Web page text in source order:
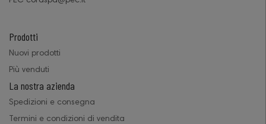
Prodotti
Nuovi prodotti
Più venduti
La nostra azienda
Spedizioni e consegna
Termini e condizioni di vendita